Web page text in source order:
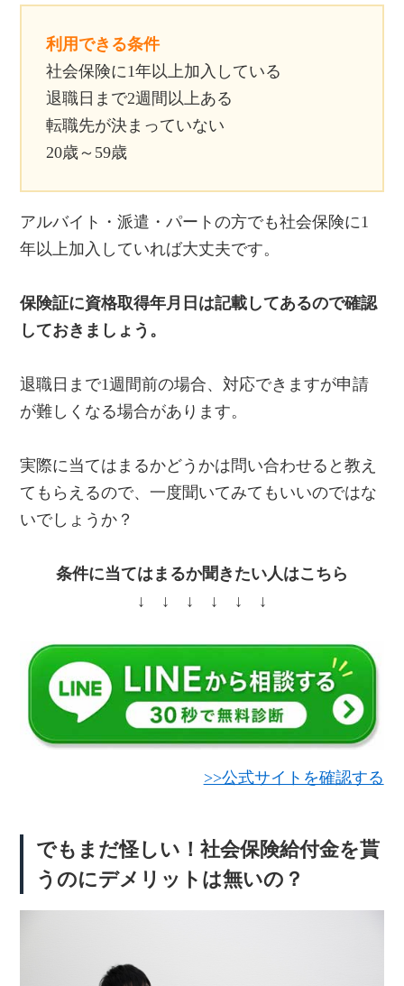
利用できる条件
社会保険に1年以上加入している
退職日まで2週間以上ある
転職先が決まっていない
20歳～59歳
アルバイト・派遣・パートの方でも社会保険に1
年以上加入していれば大丈夫です。
保険証に資格取得年月日は記載してあるので確認
しておきましょう。
退職日まで1週間前の場合、対応できますが申請
が難しくなる場合があります。
実際に当てはまるかどうかは問い合わせると教え
てもらえるので、一度聞いてみてもいいのではな
いでしょうか？
条件に当てはまるか聞きたい人はこちら
↓ ↓ ↓ ↓ ↓ ↓
>>公式サイトを確認する
でもまだ怪しい！社会保険給付金を貰
うのにデメリットは無いの？